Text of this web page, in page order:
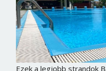
Ezek a legjobb strandok